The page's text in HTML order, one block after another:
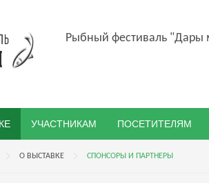
Рыбный фестиваль
УЧАСТНИКАМ ПОСЕТИТЕЛЯМ
О ВЫСТАВКЕ СПОНСОРЫ И ПАРТНЕРЫ